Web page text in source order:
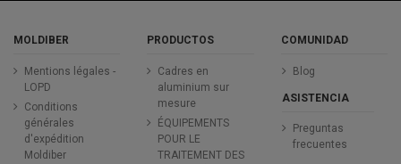
MOLDIBER
Mentions légales -
LOPD
Conditions
générales
d'expédition
Moldiber
PRODUCTOS
Cadres en
aluminium sur
mesure
ÉQUIPEMENTS
POUR LE
TRAITEMENT DES
COMUNIDAD
Blog
ASISTENCIA
Preguntas
frecuentes